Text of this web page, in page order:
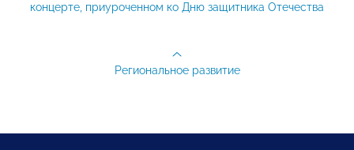
концерте, приуроченном ко Дню защитника Отечества
Региональное развитие